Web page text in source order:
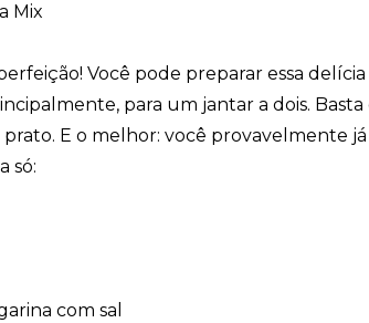
Mix
Você pode preparar essa
para um jantar a dois.
E o melhor: você provavelmente
só:
com sal